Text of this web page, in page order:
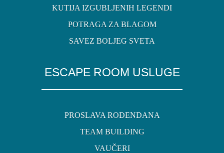
KUTIJA IZGUBLJENIH LEGENDI
POTRAGA ZA BLAGOM
SAVEZ BOLJEG SVETA
ESCAPE ROOM USLUGE
PROSLAVA ROĐENDANA
TEAM BUILDING
VAUČERI